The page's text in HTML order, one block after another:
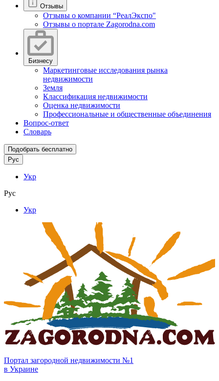
Отзывы
Отзывы о компании “РеалЭкспо"
Отзывы о портале Zagorodna.com
Бизнесу
Маркетинговые исследования рынка
недвижимости
Земля
Классификация недвижимости
Оценка недвижимости
Профессиональные и общественные объединения
Вопрос-ответ
Словарь
Подобрать бесплатно
Рус
Укр
Рус
Укр
Портал загородной недвижимости №1
в Украине